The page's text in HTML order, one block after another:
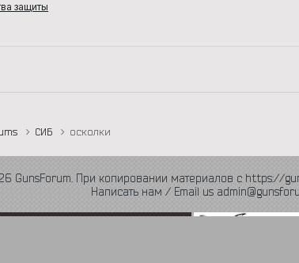
защиты
СИБ осколки
GunsForum. При копировании материалов с https://
Написать нам / Email us